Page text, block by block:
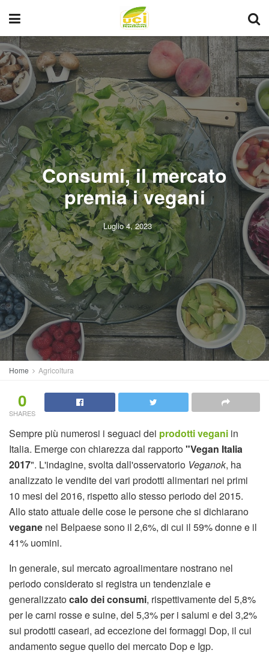
Consumi, il mercato
premia i vegani
Luglio 4, 2023
Home Agricoltura
0
SHARES
Sempre più numerosi i seguaci dei prodotti vegani in
Italia. Emerge con chiarezza dal rapporto"Vegan Italia
2017". L'indagine, svolta dall'osservatorio Veganok, ha
analizzato le vendite dei vari prodotti alimentari nei primi
10 mesi del 2016, rispetto allo stesso periodo del 2015.
Allo stato attuale delle cose le persone che si dichiarano
vegane nel Belpaese sono il 2,6%, di cui il 59% donne e il
41% uomini.
In generale, sul mercato agroalimentare nostrano nel
periodo considerato si registra un tendenziale e
generalizzatocalo dei consumi, rispettivamente del 5,8%
per le carni rosse e suine, del 5,3% per i salumi e del 3,2%
sui prodotti caseari, ad eccezione dei formaggi Dop, il cui
andamento segue quello dei mercato Dop e Igp.